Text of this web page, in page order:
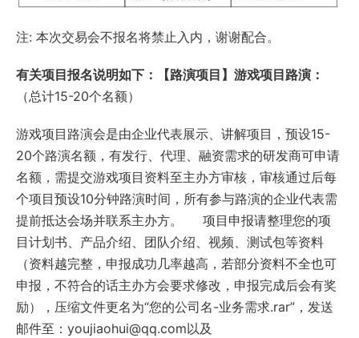
注: 本次交易会不报名将禁止入内，谢谢配合。
有关项目报名说明如下：
【路演项目】游戏项目路演：
（总计15-20个名额）
游戏项目路演会是由企业代表展示、讲解项目，预设15-
20个路演名额，有发行、代理、融资需求的研发商可申请
名额，需提交游戏项目资料至主办方审核，审核通过后每
个项目预设10分钟路演时间，所有参与路演的企业代表需
提前抵达会场并联系主办方。 项目申报请整理您的项
目计划书、产品介绍、团队介绍、视频、测试包等资料
（资料越完整，申报成功几率越高，若部分资料不全也可
申报，不符合的话主办方会要求修改，申报完成后会有奖
励），压缩文件更名为“您的公司名-业务需求.rar”，发送
邮件至：youjiaohui@qq.com以及